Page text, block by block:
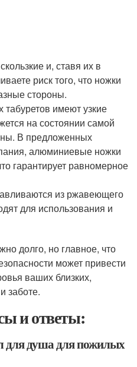
и, ставя их в
риск того, что ножки
стороны.
имеют узкие
на состоянии самой
В предложенных
алюминиевые ножки
гарантирует равномерное
из ржавеющего
для использования и
долго, но главное, что
может привести
ваших близких,
заботе.
и ответы:
для душа для пожилых